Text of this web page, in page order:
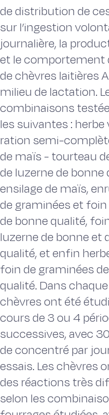
de distribution de
sur l’ingestion
journalière, la
et le comportement
de chèvres laitières
milieu de lactation.
combinaisons
les suivantes : herbe
ration semi-
de maïs - tourteau
de luzerne de bonne
ensilage de maïs,
de graminées et
de bonne qualité,
luzerne de bonne et
qualité, et enfin
foin de graminées
qualité. Dans
chèvres ont été
cours de 3 ou 4
successives, avec
de concentré par
essais. Les chèvres
des réactions très
selon les